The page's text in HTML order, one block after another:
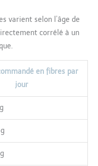
varient selon l’âge de
corrélé à un
en fibres par
jour